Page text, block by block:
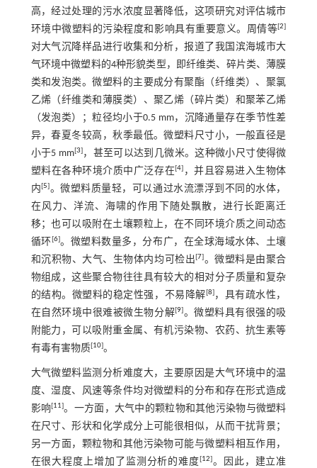
高，经过处理的污水浓度显著降低，这项研究对评估城市
环境中微塑料的污染程度和影响具有重要意义。周倩等[2]
对大气沉降样品进行收集和分析，报道了我国滨海城市大
气环境中微塑料的4种形貌类型，即纤维类、碎片类、薄膜
类和发泡类。微塑料的主要成分有聚酯（纤维类）、聚氯
乙烯（纤维类和薄膜类）、聚乙烯（碎片类）和聚苯乙烯
（发泡类）；粒径均小于0.5 mm，沉降通量存在季节性差
异，春夏冬较高，秋季最低。微塑料尺寸小，一般直径是
小于5 mm[3]，甚至可以达到几微米。这种微小尺寸使得微
塑料在各种环境介质中广泛存在[4] ，并且容易进入生物体
内[5]。微塑料质量轻，可以通过水流漂浮到不同的水体，
在风力、洋流、海啸的作用下随处飘散，进行长距离迁
移；也可以吸附在土壤颗粒上，在不同环境介质之间动态
循环 [6]。微塑料数量多，分布广，在全球海域水体、土壤
和沉积物、大气、生物体内均可检出[7]。微塑料是由聚合
物组成，这些聚合物往往具有较大的相对分子质量和复杂
的结构。微塑料的稳定性强，不易降解[8]，具有疏水性，
在自然环境中很难被微生物分解[9]。微塑料具有很强的吸
附能力，可以吸附重金属、有机污染物、农药、抗生素等
有毒有害物质[10]。
大气微塑料监测分析难度大，主要原因是大气环境中的温
度、湿度、风速等条件均对微塑料的分布和存在形式造成
影响[11]。一方面，大气中的颗粒物和其他污染物与微塑料
在尺寸、形状和化学成分上可能很相似，从而干扰背景；
另一方面，颗粒物和其他污染物可能与微塑料相互作用，
在很大程度上增加了监测分析的难度[12]。因此，建立准